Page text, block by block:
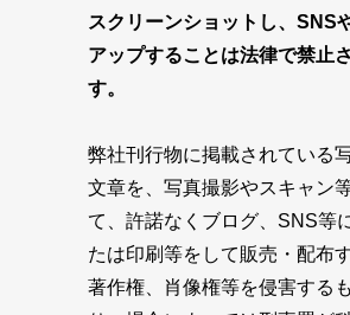
スクリーンショットし、SNS
アップすることは法律で禁止
す。
弊社刊行物に掲載されている
文章を、写真撮影やスキャン
て、許諾なくブログ、SNS等
たは印刷等をして販売・配布
著作権、肖像権等を侵害する